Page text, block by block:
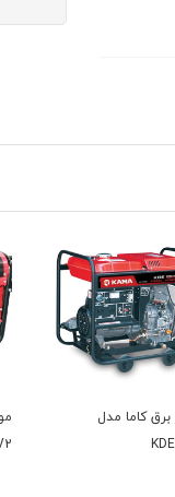
موتور برق وکسون مدل